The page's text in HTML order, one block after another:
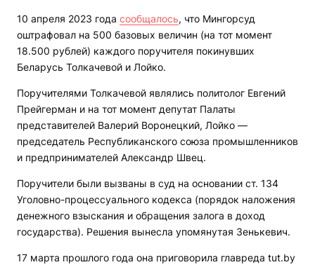
10 апреля 2023 года сообщалось, что Мингорсуд
оштрафовал на 500 базовых величин (на тот момент
18.500 рублей) каждого поручителя покинувших
Беларусь Толкачевой и Лойко.
Поручителями Толкачевой являлись политолог Евгений
Прейгерман и на тот момент депутат Палаты
представителей Валерий Воронецкий, Лойко —
председатель Республиканского союза промышленников
и предпринимателей Александр Швец.
Поручители были вызваны в суд на основании ст. 134
Уголовно-процессуального кодекса (порядок наложения
денежного взыскания и обращения залога в доход
государства). Решения вынесла упомянутая Зенькевич.
17 марта прошлого года она приговорила главреда tut.by